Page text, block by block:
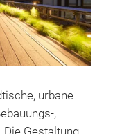
urbane
,